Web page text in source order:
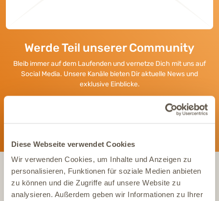
Diese Webseite verwendet Cookies
Wir verwenden Cookies, um Inhalte und Anzeigen zu
personalisieren, Funktionen für soziale Medien anbieten
zu können und die Zugriffe auf unsere Website zu
analysieren. Außerdem geben wir Informationen zu Ihrer
Werde Teil unserer Community
Bleib immer auf dem Laufenden und vernetze Dich mit uns auf
Social Media. Unsere Kanäle bieten Dir aktuelle News und
exklusive Einblicke.
KONTAKT